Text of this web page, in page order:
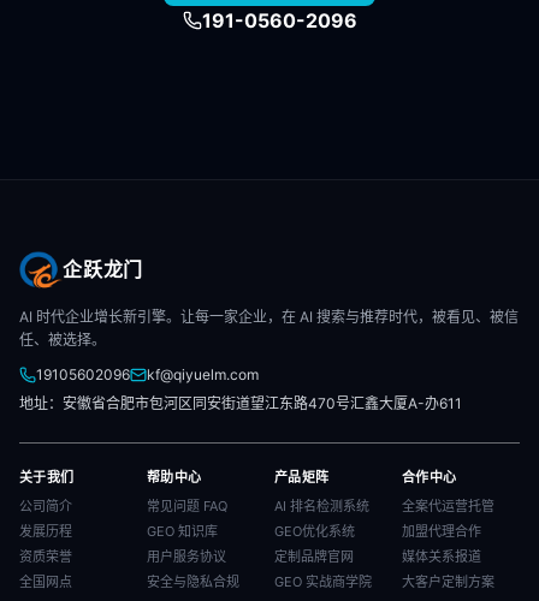
191-0560-2096
企跃龙门
AI 时代企业增长新引擎。让每一家企业，在 AI 搜索与推荐时代，被看见、被信
任、被选择。
19105602096
kf@qiyuelm.com
地址：安徽省合肥市包河区同安街道望江东路470号汇鑫大厦A-办611
关于我们
公司简介
发展历程
资质荣誉
全国网点
帮助中心
常见问题 FAQ
GEO 知识库
用户服务协议
安全与隐私合规
产品矩阵
AI 排名检测系统
GEO优化系统
定制品牌官网
GEO 实战商学院
合作中心
全案代运营托管
加盟代理合作
媒体关系报道
大客户定制方案